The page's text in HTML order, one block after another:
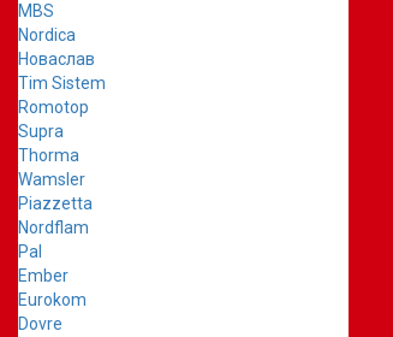
MBS
Nordica
Новаслав
Tim Sistem
Romotop
Supra
Thorma
Wamsler
Piazzetta
Nordflam
Pal
Ember
Eurokom
Dovre